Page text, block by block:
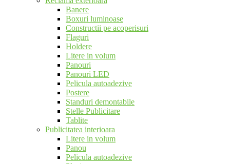
Banere
Boxuri luminoase
Constructii pe acoperisuri
Flaguri
Holdere
Litere in volum
Panouri
Panouri LED
Pelicula autoadezive
Postere
Standuri demontabile
Stelle Publicitare
Tablite
Publicitatea interioara
Litere in volum
Panou
Pelicula autoadezive